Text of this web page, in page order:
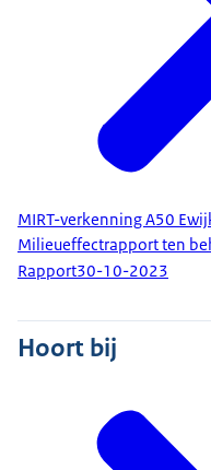
MIRT-verkenning A50
Milieueffectrapport ten
Rapport30-10-2023
Hoort bij